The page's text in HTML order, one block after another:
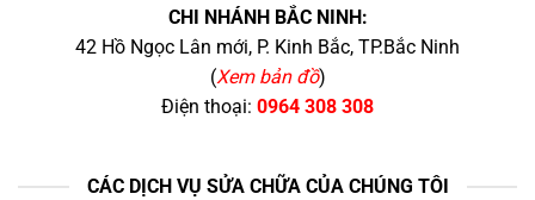
CHI NHÁNH BẮC NINH:
42 Hồ Ngọc Lân mới, P. Kinh Bắc, TP.Bắc Ninh
(Xem bản đồ)
Điện thoại: 0964 308 308
CÁC DỊCH VỤ SỬA CHỮA CỦA CHÚNG TÔI